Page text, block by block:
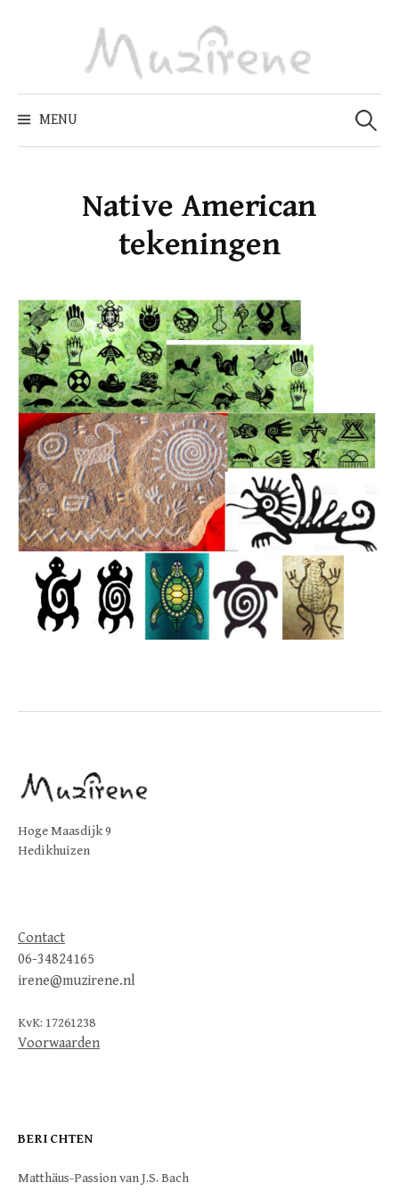
MENU
Zoeken
naar:
Native American
tekeningen
Hoge Maasdijk 9
Hedikhuizen
Contact
06-34824165
irene@muzirene.nl
KvK: 17261238
Voorwaarden
BERICHTEN
Matthäus-Passion van J.S. Bach